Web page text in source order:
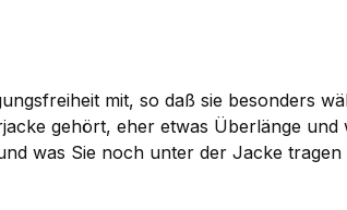
mit, so daß sie besonders
gehört, eher etwas Überlänge
was Sie noch unter der Jacke